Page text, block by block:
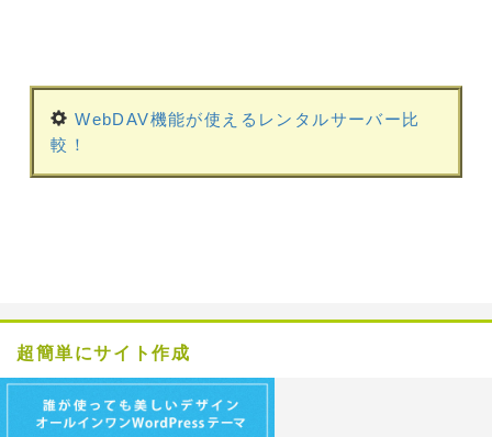
WebDAV機能が使えるレンタルサーバー比
較！
超簡単にサイト作成